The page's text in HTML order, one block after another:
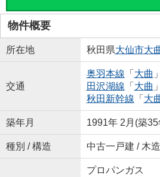
物件概要
所在地 秋田県大仙市大
交通
奥羽本線 「 大曲
田沢湖線 「 大曲
秋田新幹線 「 大
築年月 1991年 2月(築35
種別 / 構造 中古一戸建 / 木造
プロパンガス